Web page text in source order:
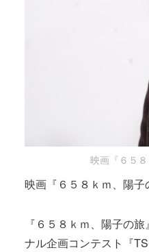
映画『６５
映画『６５８ｋｍ、陽子
『６５８ｋｍ、陽子の
ナル企画コンテスト『